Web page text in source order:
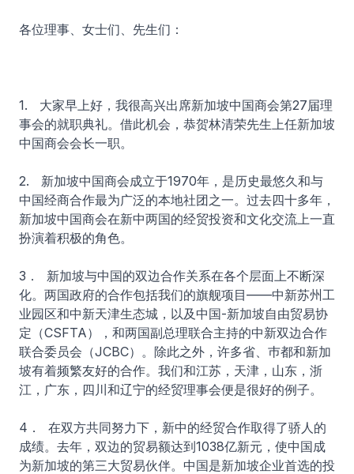
各位理事、女士们、先生们：
1. 大家早上好，我很高兴出席新加坡中国商会第27届理
事会的就职典礼。借此机会，恭贺林清荣先生上任新加坡
中国商会会长一职。
2. 新加坡中国商会成立于1970年，是历史最悠久和与
中国经商合作最为广泛的本地社团之一。过去四十多年，
新加坡中国商会在新中两国的经贸投资和文化交流上一直
扮演着积极的角色。
3． 新加坡与中国的双边合作关系在各个层面上不断深
化。两国政府的合作包括我们的旗舰项目——中新苏州工
业园区和中新天津生态城，以及中国-新加坡自由贸易协
定（CSFTA），和两国副总理联合主持的中新双边合作
联合委员会（JCBC）。除此之外，许多省、巿都和新加
坡有着频繁友好的合作。我们和江苏，天津，山东，浙
江，广东，四川和辽宁的经贸理事会便是很好的例子。
4． 在双方共同努力下，新中的经贸合作取得了骄人的
成绩。去年，双边的贸易额达到1038亿新元，使中国成
为新加坡的第三大贸易伙伴。中国是新加坡企业首选的投